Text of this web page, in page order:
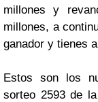
millones y
millones, a
ganador y tienes
Estos son los
sorteo 2593 de